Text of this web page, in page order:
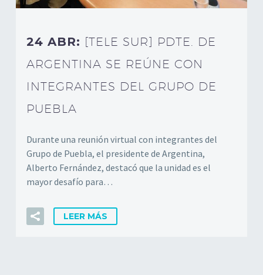
24 ABR: [TELE SUR] PDTE. DE
ARGENTINA SE REÚNE CON
INTEGRANTES DEL GRUPO DE
PUEBLA
Durante una reunión virtual con integrantes del
Grupo de Puebla, el presidente de Argentina,
Alberto Fernández, destacó que la unidad es el
mayor desafío para…
LEER MÁS